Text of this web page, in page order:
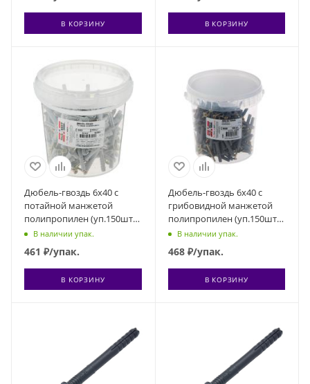
В КОРЗИНУ В КОРЗИНУ
Дюбель-гвоздь 6х40 с
потайной манжетой
полипропилен (уп.150шт)
ведро Tech-Krep 101466
В наличии упак.
461 ₽/упак.
В КОРЗИНУ
Дюбель-гвоздь 6х40 с
грибовидной манжетой
полипропилен (уп.150шт)
ведро Tech-Krep 101989
В наличии упак.
468₽/упак.
В КОРЗИНУ